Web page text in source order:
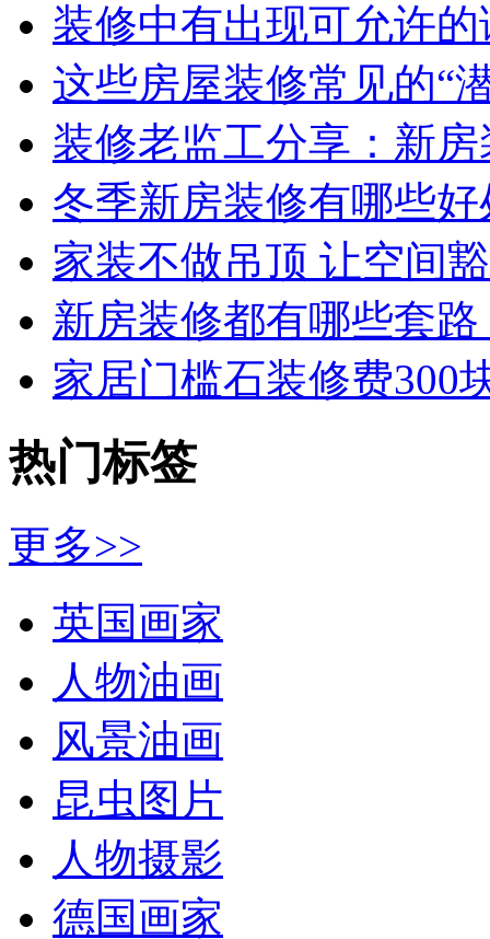
装修中有出现可允许的
这些房屋装修常见的“
装修老监工分享：新房
冬季新房装修有哪些好
家装不做吊顶 让空间
新房装修都有哪些套路
家居门槛石装修费300
热门标签
更多>>
英国画家
人物油画
风景油画
昆虫图片
人物摄影
德国画家